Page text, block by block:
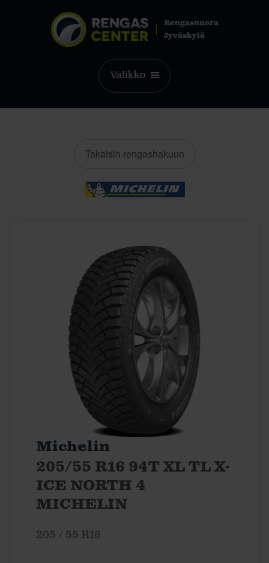
Rengasnuora
Jyväskylä
Valikko
Takaisin rengashakuun
Michelin
205/55 R16 94T XL TL X-
ICE NORTH 4
MICHELIN
205 / 55 R16